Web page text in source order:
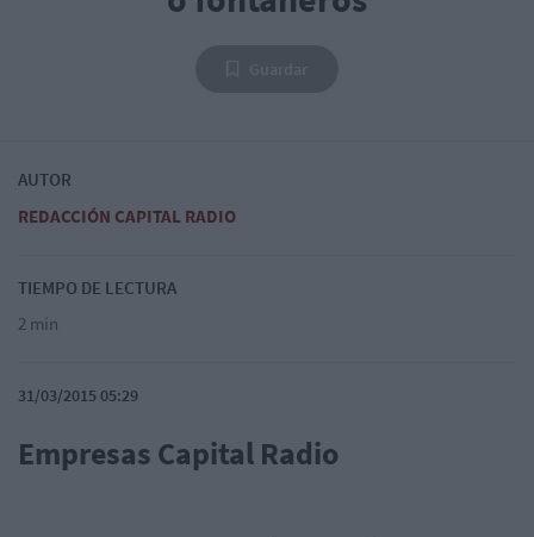
AUTOR
REDACCIÓN CAPITAL RADIO
TIEMPO DE LECTURA
2 min
31/03/2015 05:29
Empresas Capital Radio